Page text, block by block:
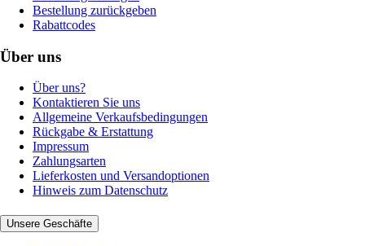
Bestellung zurückgeben
Rabattcodes
Über uns
Über uns?
Kontaktieren Sie uns
Allgemeine Verkaufsbedingungen
Rückgabe & Erstattung
Impressum
Zahlungsarten
Lieferkosten und Versandoptionen
Hinweis zum Datenschutz
Unsere Geschäfte